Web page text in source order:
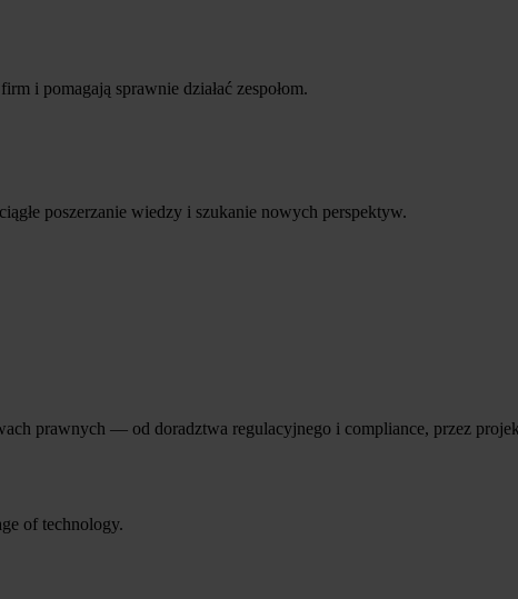
i pomagają sprawnie działać zespołom.
poszerzanie wiedzy i szukanie nowych perspektyw.
prawnych — od doradztwa regulacyjnego i compliance, przez
of technology.